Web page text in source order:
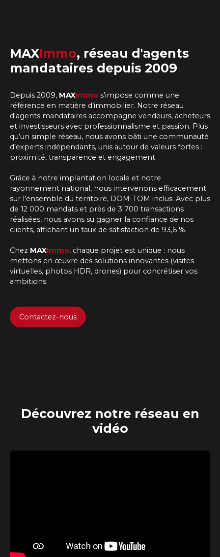
MAXImmo, réseau d'agents
mandataires depuis 2009
Depuis 2009, MAXImmo s’impose comme une
référence en matière d’immobilier. Notre réseau
d'agents mandataires accompagne vendeurs, acheteurs
et investisseurs avec professionnalisme et passion. Plus
qu’un simple réseau, nous avons bâti une communauté
d’experts indépendants, unis autour de valeurs fortes :
proximité, transparence et engagement.
Grâce à notre implantation locale et notre
rayonnement national, nous intervenons efficacement
sur l’ensemble du territoire, DOM-TOM inclus. Avec plus
de 12 000 mandats et près de 3 700 transactions
réalisées, nous avons su gagner la confiance de nos
clients, affichant un taux de satisfaction de 93,6 %.
Chez MAXImmo, chaque projet est unique : nous
mettons en œuvre des solutions innovantes (visites
virtuelles, photos HDR, drones) pour concrétiser vos
ambitions.
Contactez-nous
Découvrez notre réseau en
vidéo